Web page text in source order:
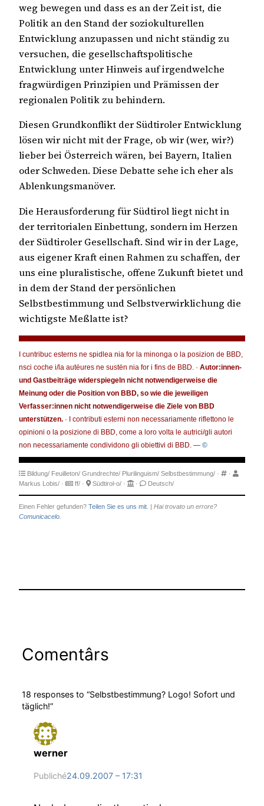
weg bewegen und dass es an der Zeit ist, die
Politik an den Stand der soziokulturellen
Entwicklung anzupassen und nicht ständig zu
versuchen, die gesellschaftspolitische
Entwicklung unter Hinweis auf irgendwelche
fragwürdigen Prinzipien und Prämissen der
regionalen Politik zu behindern.
Diesen Grundkonflikt der Südtiroler Entwicklung
lösen wir nicht mit der Frage, ob wir (wer, wir?)
lieber bei Österreich wären, bei Bayern, Italien
oder Schweden. Diese Debatte sehe ich eher als
Ablenkungsmanöver.
Die Herausforderung für Südtirol liegt nicht in
der territorialen Einbettung, sondern im Herzen
der Südtiroler Gesellschaft. Sind wir in der Lage,
aus eigener Kraft einen Rahmen zu schaffen, der
uns eine pluralistische, offene Zukunft bietet und
in dem der Stand der persönlichen
Selbstbestimmung und Selbstverwirklichung die
wichtigste Meßlatte ist?
I cuntribuc esterns ne spidlea nia for la minonga o la posizion de BBD,
nsci coche i/la autëures ne sustën nia for i fins de BBD. · Autor:innen-
und Gastbeiträge widerspiegeln nicht notwendigerweise die
Meinung oder die Position von BBD, so wie die jeweiligen
Verfasser:innen nicht notwendigerweise die Ziele von BBD
unterstützen. · I contributi esterni non necessariamente riflettono le
opinioni o la posizione di BBD, come a loro volta le autrici/gli autori
non necessariamente condividono gli obiettivi di BBD. — ©
Bildung/ Feuilleton/ Grundrechte/ Plurilinguism/ Selbstbestimmung/ ·
·
Markus Lobis/ · ff/ · Südtirol-o/ · · Deutsch/
Einen Fehler gefunden? Teilen Sie es uns mit. | Hai trovato un errore?
Comunicacelo.
Comentârs
18 responses to “Selbstbestimmung? Logo! Sofort und
täglich!”
werner
Publiché24.09.2007 – 17:31